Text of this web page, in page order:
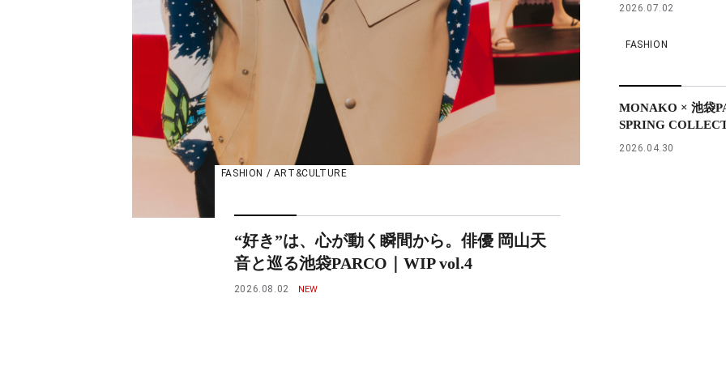
FASHION / ART&CULTURE
“好き”は、心が動く瞬間から。俳優 岡山天
音と巡る池袋PARCO｜WIP vol.4
2026.08.02
2026.07.02
FASHION
MONAKO × 池袋
SPRING
2026.04.30